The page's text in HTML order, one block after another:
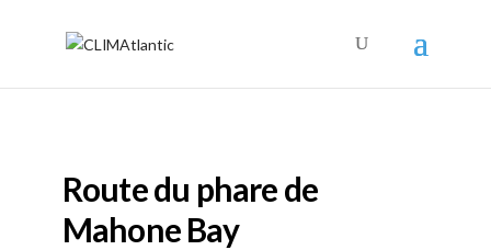
Route du phare de
Mahone Bay